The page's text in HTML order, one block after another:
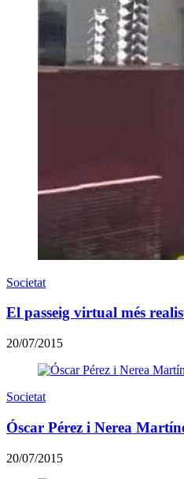
Societat
El passeig virtual més
20/07/2015
Societat
Óscar Pérez i Nerea
20/07/2015